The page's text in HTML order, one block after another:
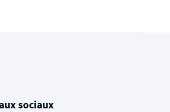
sociaux